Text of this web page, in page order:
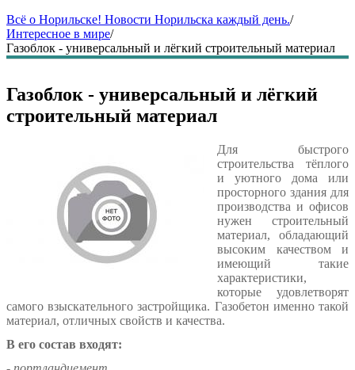
Всё о Норильске! Новости Норильска каждый день./
Интересное в мире/
Газоблок - универсальный и лёгкий строительный материал
Газоблок - универсальный и лёгкий
строительный материал
Для быстрого
строительства тёплого
и уютного дома или
просторного здания для
производства и офисов
нужен строительный
материал, обладающий
высоким качеством и
имеющий такие
характеристики,
которые удовлетворят
самого взыскательного застройщика. Газобетон именно такой
материал, отличных свойств и качества.
В его состав входят: